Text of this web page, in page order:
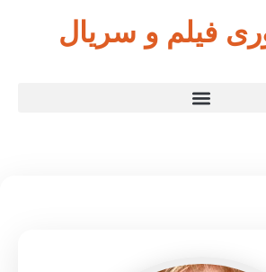
فیلم و سریال